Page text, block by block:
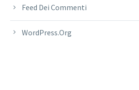
Feed Dei Commenti
WordPress.org